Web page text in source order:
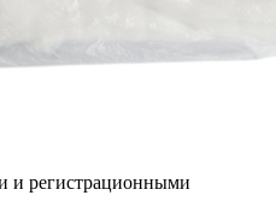
и регистрационными